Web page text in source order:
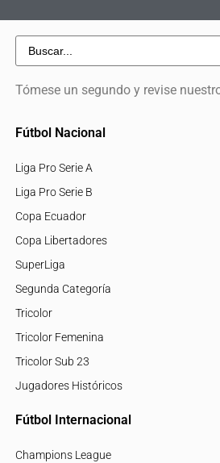
Tómese un segundo y revise
Fútbol Nacional
Liga Pro Serie A
Liga Pro Serie B
Copa Ecuador
Copa Libertadores
SuperLiga
Segunda Categoría
Tricolor
Tricolor Femenina
Tricolor Sub 23
Jugadores Históricos
Fútbol Internacional
Champions League